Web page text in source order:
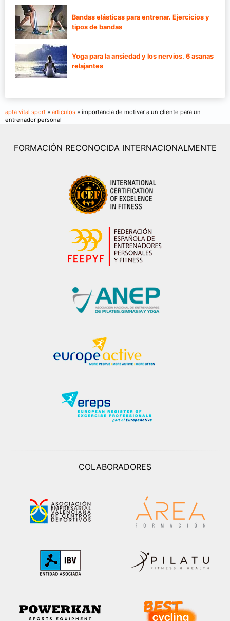
Bandas elásticas para entrenar. Ejercicios y
tipos de bandas
Yoga para la ansiedad y los nervios. 6 asanas
relajantes
apta vital sport » articulos » importancia de motivar a un cliente para un
entrenador personal
FORMACIÓN RECONOCIDA INTERNACIONALMENTE
COLABORADORES